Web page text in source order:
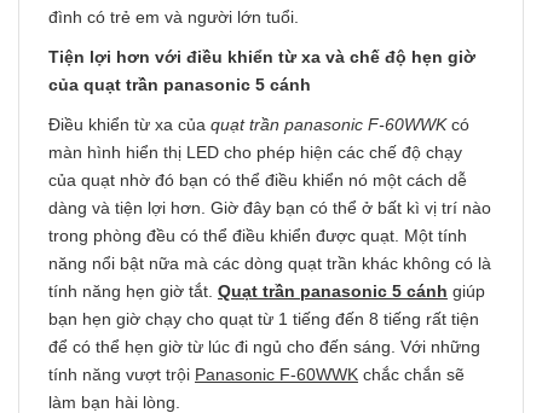
đình có trẻ em và người lớn tuổi.
Tiện lợi hơn với điều khiển từ xa và chế độ hẹn giờ
của quạt trần panasonic 5 cánh
Điều khiển từ xa của quạt trần panasonic F-60WWKcó
màn hình hiển thị LED cho phép hiện các chế độ chạy
của quạt nhờ đó bạn có thể điều khiển nó một cách dễ
dàng và tiện lợi hơn. Giờ đây bạn có thể ở bất kì vị trí nào
trong phòng đều có thể điều khiển được quạt. Một tính
năng nổi bật nữa mà các dòng quạt trần khác không có là
tính năng hẹn giờ tắt. Quạt trần panasonic 5 cánh giúp
bạn hẹn giờ chạy cho quạt từ 1 tiếng đến 8 tiếng rất tiện
để có thể hẹn giờ từ lúc đi ngủ cho đến sáng. Với những
tính năng vượt trội Panasonic F-60WWK chắc chắn sẽ
làm bạn hài lòng.